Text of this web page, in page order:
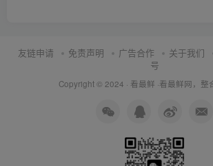
友链申请 免责声明 广告合作 关于我们
号
Copyright © 2024 · 看最鲜 ·看最鲜网，整